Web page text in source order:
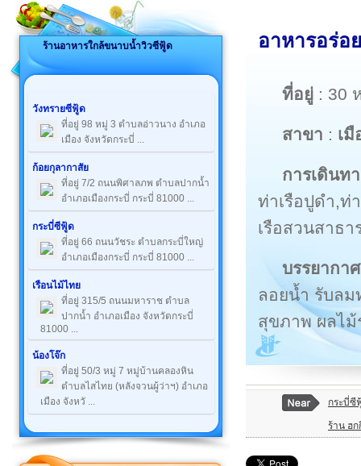
ร้านอาหารใกล้ขนาบน้ำวิวซีฟู้ด
วังทรายซีฟู้ด
ที่อยู่ 98 หมู่ 3 ตำบลอ่าวนาง อำเภอ
เมือง จังหวัดกระบี่ ...
ก้อยกุลากาสัย
ที่อยู่ 7/2 ถนนพิศาลภพ ตำบลปากน้ำ
อำเภอเมืองกระบี่ กระบี่ 81000 ...
กระบี่ซีฟู้ด
ที่อยู่ 66 ถนนวัชระ ตำบลกระบี่ใหญ่
อำเภอเมืองกระบี่ กระบี่ 81000 ...
เรือนไม้ไทย
ที่อยู่ 315/5 ถนนมหาราช ตำบล
ปากน้ำ อำเภอเมือง จังหวัดกระบี่
81000 ...
น้องโจ๊ก
ที่อยู่ 50/3 หมู่ 7 หมู่บ้านคลองหิน
ตำบลไสไทย (หลังจวนผู้ว่าฯ) อำเภอ
เมือง จังหวั ...
อาหารอร่อ
ที่อยู่ : 30
สาขา : เมื
การเดินท
ท่าเรือปูดำ,ท่
เรือสวนสาธ
บรรยากาศ
ลอยน้ำ รับลม
สุขภาพ ผลไม้
กระบี่ซี
ร้าน ฮก